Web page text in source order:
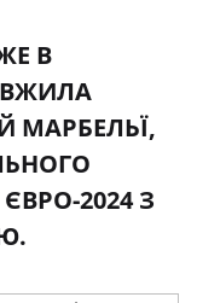
В
МАРБЕЛЬЇ,
2024 З